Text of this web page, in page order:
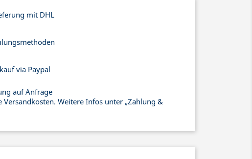
mit DHL
via Paypal
auf Anfrage
Versandkosten. Weitere Infos unter „Zahlung &